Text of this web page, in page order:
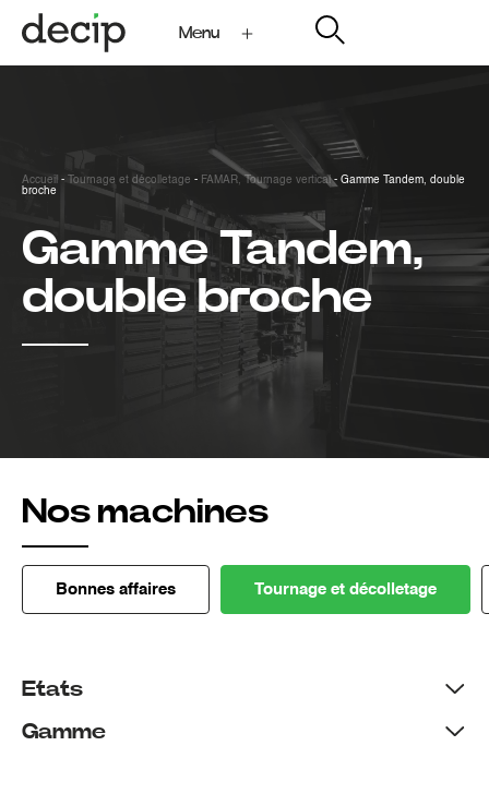
Menu
Accueil - Tournage et décolletage - FAMAR, Tournage vertical- Gamme Tandem, double
broche
Gamme Tandem,
double broche
Etats
Nos machines
Bonnes affaires Tournage et décolletage
Gamme